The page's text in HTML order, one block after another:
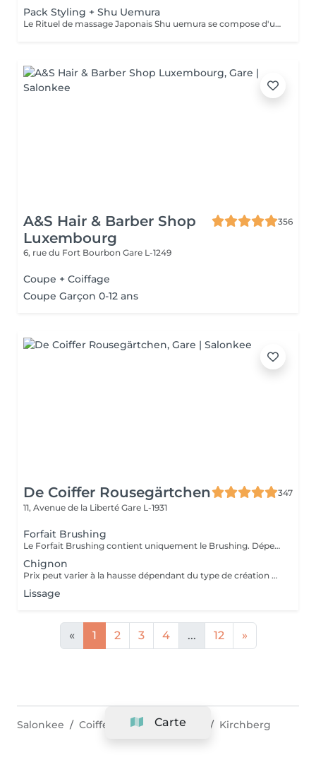
Pack Styling + Shu Uemura
Le Rituel de massage Japonais Shu uemura se compose d'un shampooing et d'un soin d'une durée de 30 minutes pour une relaxation une une réparation intense du cheveu et ensuite le pack styling
A&S Hair & Barber Shop
Luxembourg
356
6, rue du Fort Bourbon Gare L-1249
Coupe + Coiffage
Coupe Garçon 0-12 ans
De Coiffer Rousegärtchen
347
11, Avenue de la Liberté Gare L-1931
Forfait Brushing
Le Forfait Brushing contient uniquement le Brushing. Dépendant de la longueur des cheveux, le prix peut varier. En cas de questions veuillez appeler au +352 27 70 21 25.
Chignon
Prix peut varier à la hausse dépendant du type de création finalement réalisée.
Lissage
« 1 2 3 4 ... 12 »
Carte
Salonkee Coiffeurs Luxembourg Kirchberg